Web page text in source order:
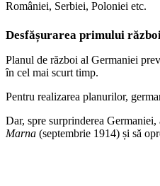
României, Serbiei, Poloniei etc.
Desfășurarea primului
Planul de război al Germaniei
în cel mai scurt timp.
Pentru realizarea planurilor,
Dar, spre surprinderea
Marna (septembrie 1914) și să